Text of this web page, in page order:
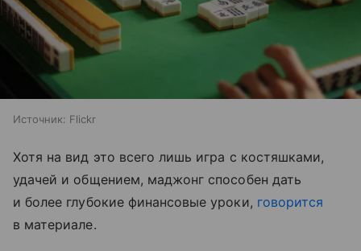
Источник: Flickr
Хотя на вид это всего лишь игра с костяшками,
удачей и общением, маджонг способен дать
и более глубокие финансовые уроки, говорится
в материале.